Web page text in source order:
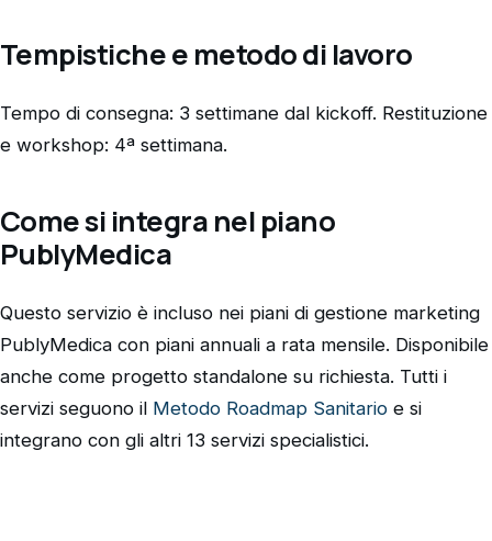
Tempistiche e metodo di lavoro
Tempo di consegna: 3 settimane dal kickoff. Restituzione
e workshop: 4ª settimana.
Come si integra nel piano
PublyMedica
Questo servizio è incluso nei piani di gestione marketing
PublyMedica con piani annuali a rata mensile. Disponibile
anche come progetto standalone su richiesta. Tutti i
servizi seguono il Metodo Roadmap Sanitario e si
integrano con gli altri 13 servizi specialistici.